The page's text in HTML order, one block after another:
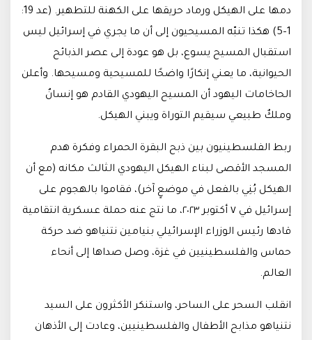
دمها على الهيكل ورماد حريقها على الكهنة للتطهير. (عد 19:
1–5) هكذا تنبّه المسيحيون إلى أن ما يجري في إسرائيل ليس
استقبال المسيح يسوع، بل هو عودة إلى عصر الذبائح
الحيوانية، ما يعني إنكارًا واضحًا للمسيحية ومسيحها. وأعلن
الحاخامات اليهود أن المسيح اليهودي القادم هو إنسانٌ
وملكٌ طبيعي سيقيم التوراة ويبني الهيكل.
ربط الفلسطينيون بين ذبح البقرة الحمراء وفكرة هدم
المسجد الأقصى لبناء الهيكل اليهودي الثالث مكانه (مع أن
الهيكل بُنِي بالفعل في موضعٍ آخر)، فقاموا بالهجوم على
إسرائيل في ٧ أكتوبر ٢٠٢٣، ما نتج عنه حملة عسكرية انتقامية
قادها رئيس الوزراء الإسرائيلي بنيامين نتنياهو ضد حركة
حماس والفلسطينيين في غزة، وصل صداها إلى أنحاء
العالم.
انقلب السحر على الساحر، واستنكر الأكثرون على السيد
نتنياهو مذابح الأطفال والفلسطينيين، وعادت إلى الأذهان